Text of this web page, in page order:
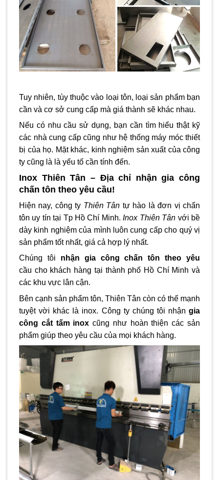
Tuy nhiên, tùy thuộc vào loại tôn, loại sản phẩm bạn
cần và cơ sở cung cấp mà giá thành sẽ khác nhau.
Nếu có nhu cầu sử dụng, bạn cần tìm hiểu thật kỹ
các nhà cung cấp cũng như hệ thống máy móc thiết
bị của họ. Mặt khác, kinh nghiệm sản xuất của công
ty cũng là là yếu tố cần tính đến.
Inox Thiên Tân – Địa chỉ nhận gia công
chấn tôn theo yêu cầu!
Hiện nay, công ty Thiên Tân tự hào là đơn vị chấn
tôn uy tín tại Tp Hồ Chí Minh.Inox Thiên Tân với bề
dày kinh nghiệm của mình luôn cung cấp cho quý vị
sản phẩm tốt nhất, giá cả hợp lý nhất.
Chúng tôi nhận gia công chấn tôn theo yêu
cầu cho khách hàng tại thành phố Hồ Chí Minh và
các khu vực lân cận.
Bên cạnh sản phẩm tôn, Thiên Tân còn có thế mạnh
tuyệt vời khác là inox. Công ty chúng tôi nhận gia
công cắt tấm inoxcũng như hoàn thiện các sản
phẩm giúp theo yêu cầu của mọi khách hàng.